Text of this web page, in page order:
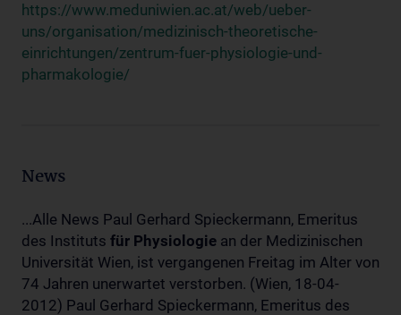
https://www.meduniwien.ac.at/web/ueber-
uns/organisation/medizinisch-theoretische-
einrichtungen/zentrum-fuer-physiologie-und-
pharmakologie/
News
...Alle News Paul Gerhard Spieckermann, Emeritus
des Instituts für Physiologie an der Medizinischen
Universität Wien, ist vergangenen Freitag im Alter von
74 Jahren unerwartet verstorben. (Wien, 18-04-
2012) Paul Gerhard Spieckermann, Emeritus des